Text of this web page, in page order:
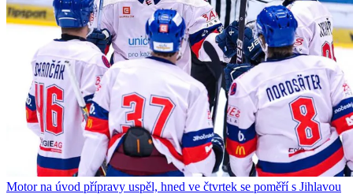
Motor na úvod přípravy uspěl, hned ve čtvrtek se poměří s Jihlavou